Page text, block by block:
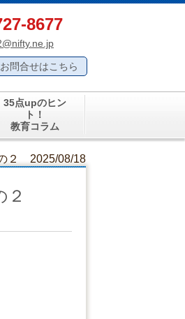
8677
問合せはこちら
35点upのヒン
ト！
教育コラム
２ 2025/08/18
２